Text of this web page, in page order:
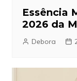
Essência
2026 da
Debora